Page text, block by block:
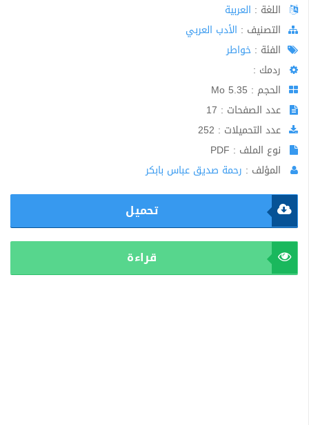
اللغة : العربية
اﻟﺘﺼﻨﻴﻒ : الأدب العربي
الفئة : خواطر
ردمك :
الحجم : 5.35 Mo
عدد الصفحات : 17
عدد التحميلات : 252
نوع الملف : PDF
المؤلف : رحمة صديق عباس بابكر
تحميل
قراءة